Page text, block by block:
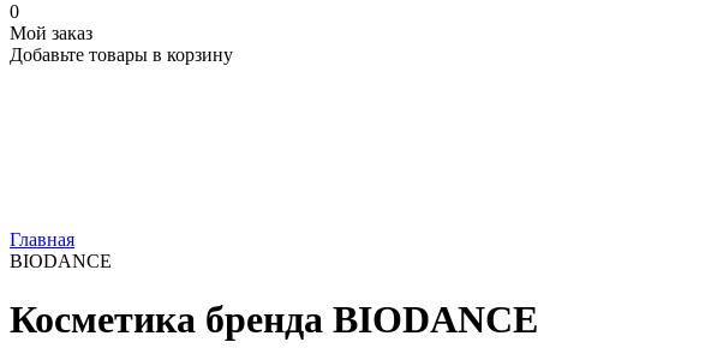
0
Мой заказ
Добавьте товары в корзину
Главная
BIODANCE
Косметика бренда BIODANCE